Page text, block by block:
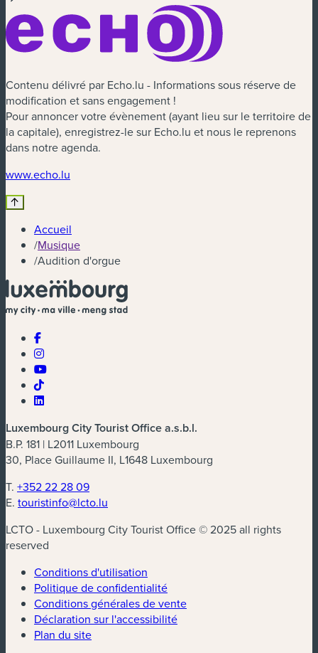
Contenu délivré par Echo.lu - Informations sous réserve de
modification et sans engagement !
Pour annoncer votre évènement (ayant lieu sur le territoire de
la capitale), enregistrez-le sur Echo.lu et nous le reprenons
dans notre agenda.
www.echo.lu
Accueil
/Musique
/Audition d'orgue
Luxembourg City Tourist Office a.s.b.l.
B.P. 181 | L2011 Luxembourg
30, Place Guillaume II, L1648 Luxembourg
T. +352 22 28 09
E. touristinfo@lcto.lu
LCTO - Luxembourg City Tourist Office © 2025 all rights
reserved
Conditions d'utilisation
Politique de confidentialité
Conditions générales de vente
Déclaration sur l'accessibilité
Plan du site